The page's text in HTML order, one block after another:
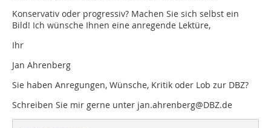
Konservativ oder progressiv? Machen Sie sich selbst ein
Bild! Ich wünsche Ihnen eine anregende Lektüre,
Ihr
Jan Ahrenberg
Sie haben Anregungen, Wünsche, Kritik oder Lob zur DBZ?
Schreiben Sie mir gerne unter jan.ahrenberg@DBZ.de